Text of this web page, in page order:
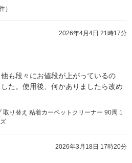
）
2026年4月4日 21時17分
も段々にお値段が上がっているの
た。使用後、何かありましたら改め
り替え 粘着カーペットクリーナー 90周 1
2026年3月18日 17時20分